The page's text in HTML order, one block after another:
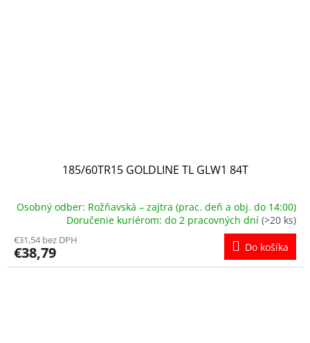
185/60TR15 GOLDLINE TL GLW1 84T
Osobný odber: Rožňavská – zajtra (prac. deň a obj. do 14:00)
Doručenie kuriérom: do 2 pracovných dní (>20 ks)
€31,54 bez DPH
€38,79 Do košíka